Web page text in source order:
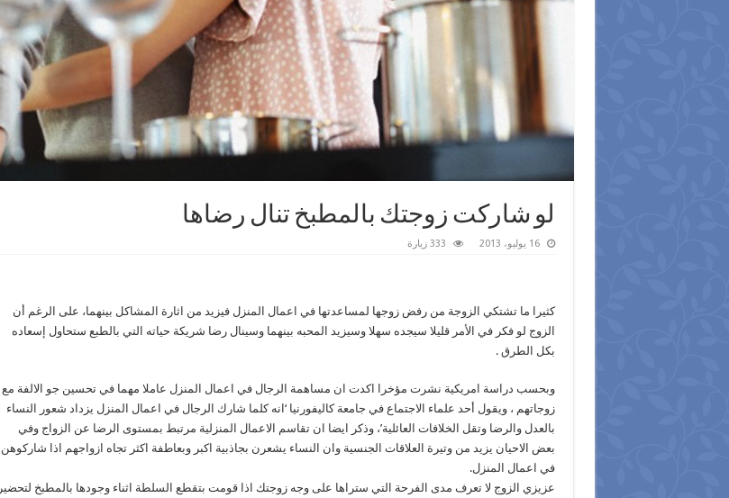
لو شاركت زوجتك بالمطبخ تنال رضاها
16 يوليو، 2013 333 زيارة
كثيرا ما تشتكي الزوجة من رفض زوجها لمساعدتها في اعمال المنزل فيزيد من اثارة المشاكل بينهما، على الرغم أن
الزوج لو فكر في الأمر قليلا سيجده سهلا وسيزيد المحبه بينهما وسينال رضا شريكة حياته التي بالطبع ستحاول إسعاده
بكل الطرق .
وبحسب دراسة امريكية نشرت مؤخرا اكدت ان مساهمة الرجال في اعمال المنزل عاملا مهما في تحسين جو الالفة مع
زوجاتهم ، ويقول أحد علماء الاجتماع في جامعة كاليفورنيا ‘انه كلما شارك الرجال في اعمال المنزل يزداد شعور النساء
بالعدل والرضا وتقل الخلافات العائلية’، وذكر ايضا ان تقاسم الاعمال المنزلية مرتبط بمستوى الرضا عن الزواج وفي
بعض الاحيان يزيد من وتيرة العلاقات الجنسية وان النساء يشعرن بجاذبية اكبر وبعاطفة اكثر تجاه ازواجهم اذا شاركوهن
في اعمال المنزل.
عزيزي الزوج لا تعرف مدى الفرحة التي ستراها على وجه زوجتك اذا قومت بتقطع السلطة اثناء وجودها بالمطبخ لتحضير